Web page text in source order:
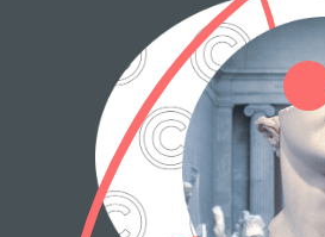
помогаем онлайн в любой
точке мира
соединяем художников
и культурные институции
через правильное юридическое